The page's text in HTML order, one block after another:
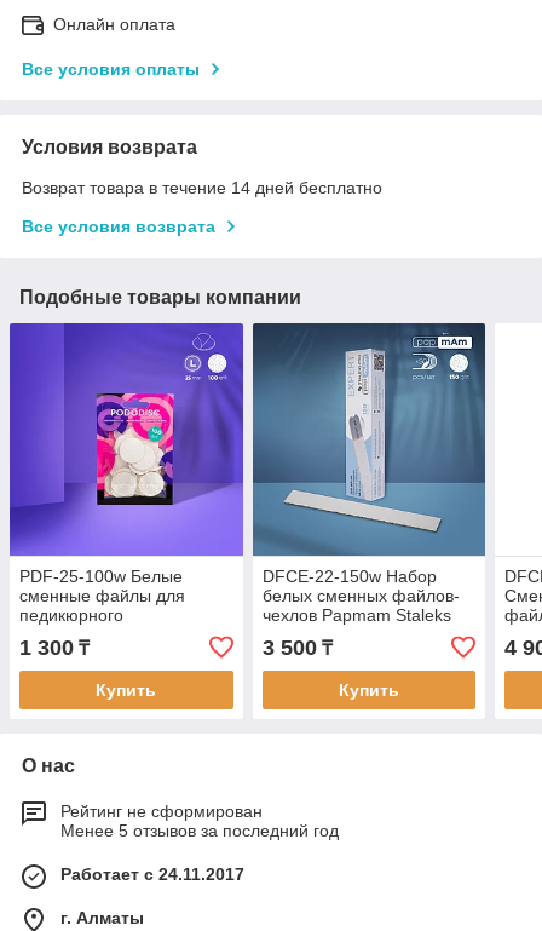
Онлайн оплата
Все условия оплаты
Условия возврата
Возврат товара в течение 14 дней бесплатно
Все условия возврата
Подобные товары компании
PDF-25-100w Белые
сменные файлы для
педикюрного
дискаPODODISK STALEKS
PRO L 100 грит (50 шт)
1 300 ₸
Купить
DFCE-22-150w Набор
белых сменных файлов-
чехлов Papmam Staleks
для пилки прямой
EXPERT 22 150 грит (50
шт)
3 500₸
Купить
100/
4
О нас
Рейтинг не сформирован
Менее 5 отзывов за последний год
Работает с 24.11.2017
г. Алматы